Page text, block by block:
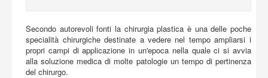
Acquista
Secondo autorevoli fonti la chirurgia plastica è una delle poche
specialità chirurgiche destinate a vedere nel tempo ampliarsi i
propri campi di applicazione in un'epoca nella quale ci si avvia
alla soluzione medica di molte patologie un tempo di pertinenza
del chirurgo.